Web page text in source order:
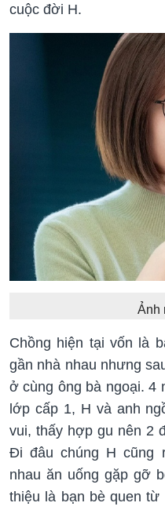
cuộc đời H.
Ảnh
Chồng hiện tại vốn là
gần nhà nhau nhưng
ở cùng ông bà ngoại. 4
lớp cấp 1, H và anh
vui, thấy hợp gu nên 2
Đi đâu chúng H cũng
nhau ăn uống gặp gỡ
thiệu là bạn bè quen